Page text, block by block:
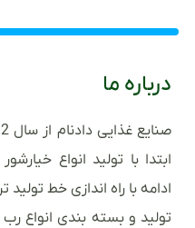
درباره ما
ابتدا با تولید انواع
ادامه با راه اندازی خط
تولید و بسته بندی انواع